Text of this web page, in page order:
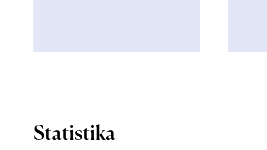
Statistika